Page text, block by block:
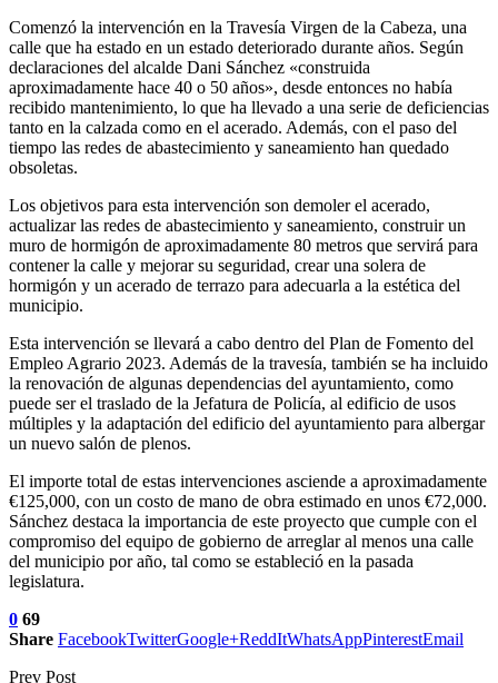
Comenzó la intervención en la Travesía Virgen de la Cabeza, una
calle que ha estado en un estado deteriorado durante años. Según
declaraciones del alcalde Dani Sánchez «construida
aproximadamente hace 40 o 50 años», desde entonces no había
recibido mantenimiento, lo que ha llevado a una serie de deficiencias
tanto en la calzada como en el acerado. Además, con el paso del
tiempo las redes de abastecimiento y saneamiento han quedado
obsoletas.
Los objetivos para esta intervención son demoler el acerado,
actualizar las redes de abastecimiento y saneamiento, construir un
muro de hormigón de aproximadamente 80 metros que servirá para
contener la calle y mejorar su seguridad, crear una solera de
hormigón y un acerado de terrazo para adecuarla a la estética del
municipio.
Esta intervención se llevará a cabo dentro del Plan de Fomento del
Empleo Agrario 2023. Además de la travesía, también se ha incluido
la renovación de algunas dependencias del ayuntamiento, como
puede ser el traslado de la Jefatura de Policía, al edificio de usos
múltiples y la adaptación del edificio del ayuntamiento para albergar
un nuevo salón de plenos.
El importe total de estas intervenciones asciende a aproximadamente
€125,000, con un costo de mano de obra estimado en unos €72,000.
Sánchez destaca la importancia de este proyecto que cumple con el
compromiso del equipo de gobierno de arreglar al menos una calle
del municipio por año, tal como se estableció en la pasada
legislatura.
0 69
Share FacebookTwitterGoogle+ReddItWhatsAppPinterestEmail
Prev Post